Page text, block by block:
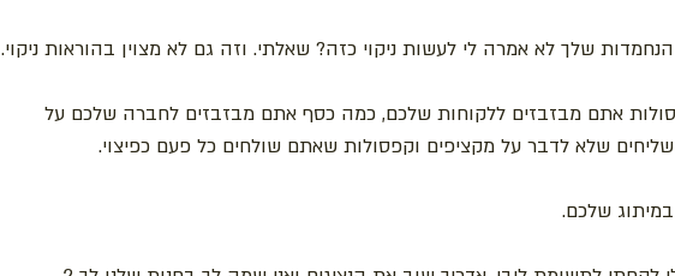
שלך לא אמרה לי לעשות ניקוי כזה? שאלתי. וזה גם לא מצוין בהוראות ניקוי.
אתם מבזבזים ללקוחות שלכם, כמה כסף אתם מבזבזים לחברה שלכם על
שלא לדבר על מקציפים וקפסולות שאתם שולחים כל פעם כפיצוי.
שלכם.